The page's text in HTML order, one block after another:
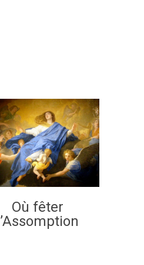
Où fêter
l’Assomption